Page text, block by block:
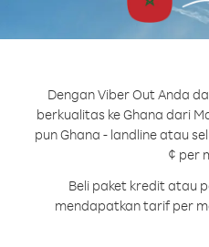
Dengan Viber Out Anda
berkualitas ke Ghana dari
pun Ghana - landline atau
¢ per
Beli paket kredit atau
mendapatkan tarif per